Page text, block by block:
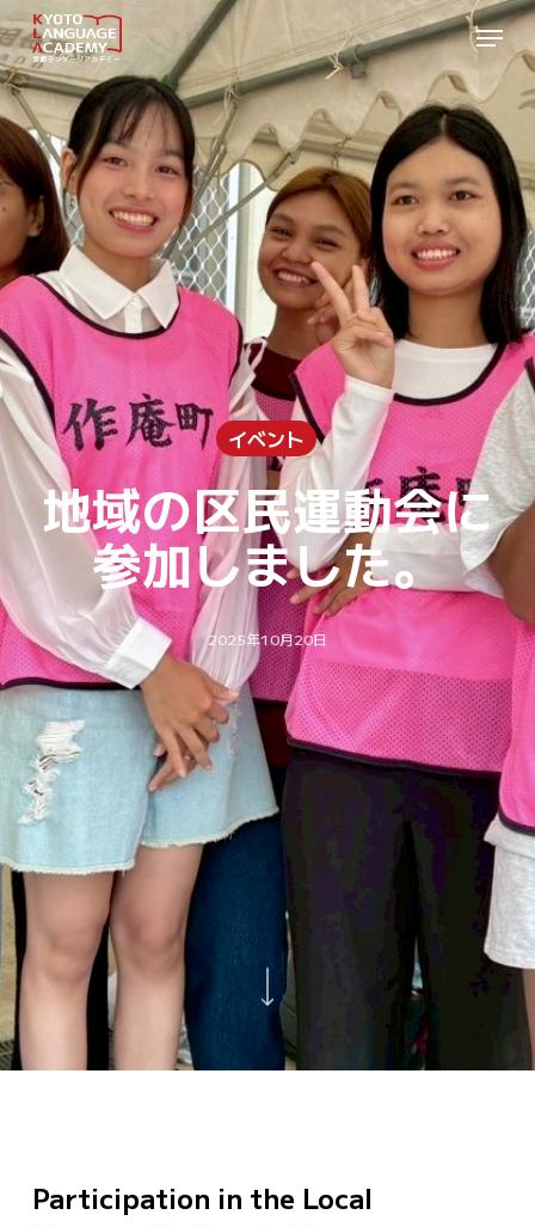
Skip
to
main
content
Menu
イベント
地域の区民運動会に
参加しました。
2025年10月20日
Participation in the Local
Close
Menu